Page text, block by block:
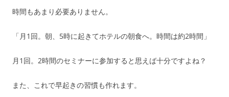
時間もあまり必要ありません。
「月1回。朝、5時に起きてホテルの朝食へ。時間は約2時間」
月1回。2時間のセミナーに参加すると思えば十分ですよね？
また、これで早起きの習慣も作れます。